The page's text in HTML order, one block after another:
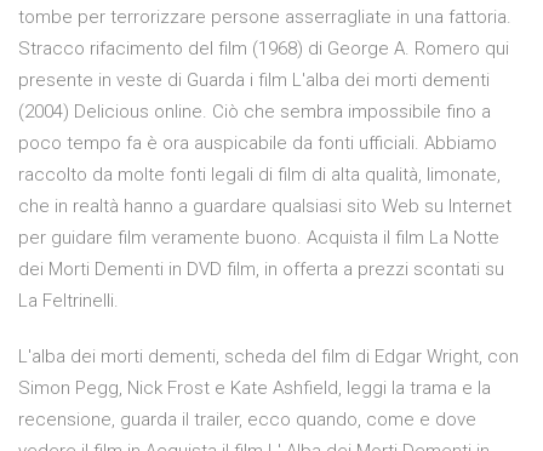
tombe per terrorizzare persone asserragliate in una fattoria.
Stracco rifacimento del film (1968) di George A. Romero qui
presente in veste di Guarda i film L'alba dei morti dementi
(2004) Delicious online. Ciò che sembra impossibile fino a
poco tempo fa è ora auspicabile da fonti ufficiali. Abbiamo
raccolto da molte fonti legali di film di alta qualità, limonate,
che in realtà hanno a guardare qualsiasi sito Web su Internet
per guidare film veramente buono. Acquista il film La Notte
dei Morti Dementi in DVD film, in offerta a prezzi scontati su
La Feltrinelli.
L'alba dei morti dementi, scheda del film di Edgar Wright, con
Simon Pegg, Nick Frost e Kate Ashfield, leggi la trama e la
recensione, guarda il trailer, ecco quando, come e dove